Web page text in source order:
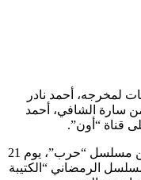
عمل درامي مكون من 10 حلقات لمخرجه، أحمد نادر
سارة الشافي، أحمد
قناة “أون”.
ومن المقرر أن يتم طرح الحلقة الأولى من مسلسل “حرب”، يوم 21
الرمضاني “الكتيبة